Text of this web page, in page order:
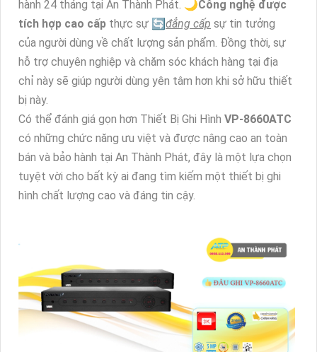
hành 24 tháng tại An Thành Phát. 🌙Công nghệ được
tích hợp cao cấp thực sự 🔄đẳng cấp sự tin tưởng
của người dùng về chất lượng sản phẩm. Đồng thời, sự
hỗ trợ chuyên nghiệp và chăm sóc khách hàng tại địa
chỉ này sẽ giúp người dùng yên tâm hơn khi sở hữu thiết
bị này.
Có thể đánh giá gọn hơn Thiết Bị Ghi Hình VP-8660ATC
có những chức năng ưu việt và được nâng cao an toàn
bán và bảo hành tại An Thành Phát, đây là một lựa chọn
tuyệt vời cho bất kỳ ai đang tìm kiếm một thiết bị ghi
hình chất lượng cao và đáng tin cậy.